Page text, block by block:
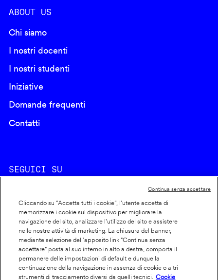
ABOUT US
Chi siamo
I nostri docenti
I nostri studenti
Iniziative
Domande frequenti
Contatti
SEGUICI SU
Footer
info
Cookie policy
Dichiarazione di accessibilità
Privacy
Cliccando su “Accetta tutti i cookie”, l'utente accetta di
memorizzare i cookie sul dispositivo per migliorare la
navigazione del sito, analizzare l'utilizzo del sito e assistere
nelle nostre attività di marketing. La chiusura del banner,
mediante selezione dell’apposito link "Continua senza
accettare" posta al suo interno in alto a destra, comporta il
permanere delle impostazioni di default e dunque la
continuazione della navigazione in assenza di cookie o altri
strumenti di tracciamento diversi da quelli tecnici.
Cookie
Continua senza accettare